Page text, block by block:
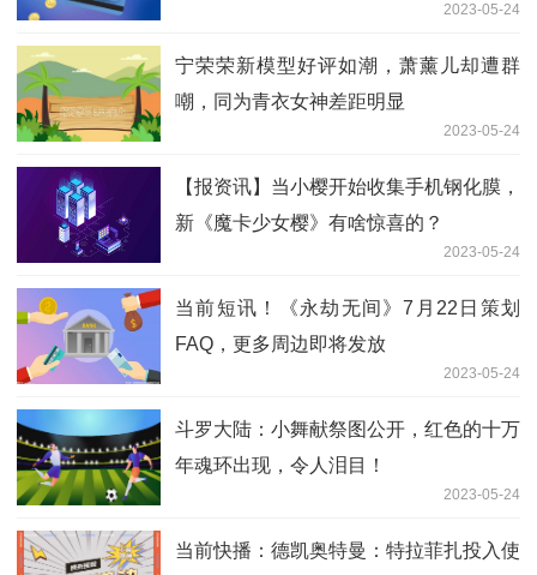
2023-05-24
宁荣荣新模型好评如潮，萧薰儿却遭群
嘲，同为青衣女神差距明显
2023-05-24
【报资讯】当小樱开始收集手机钢化膜，
新《魔卡少女樱》有啥惊喜的？
2023-05-24
当前短讯！《永劫无间》7月22日策划
FAQ，更多周边即将发放
2023-05-24
斗罗大陆：小舞献祭图公开，红色的十万
年魂环出现，令人泪目！
2023-05-24
当前快播：德凯奥特曼：特拉菲扎投入使